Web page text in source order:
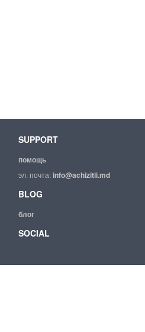
SUPPORT
помощь
эл. почта:info@achizitii.md
BLOG
блог
SOCIAL